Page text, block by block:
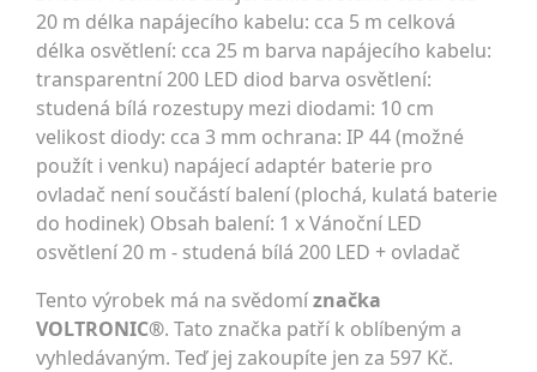
20 m délka napájecího kabelu: cca 5 m celková
délka osvětlení: cca 25 m barva napájecího kabelu:
transparentní 200 LED diod barva osvětlení:
studená bílá rozestupy mezi diodami: 10 cm
velikost diody: cca 3 mm ochrana: IP 44 (možné
použít i venku) napájecí adaptér baterie pro
ovladač není součástí balení (plochá, kulatá baterie
do hodinek) Obsah balení: 1 x Vánoční LED
osvětlení 20 m - studená bílá 200 LED + ovladač
Tento výrobek má na svědomíznačka
VOLTRONIC®. Tato značka patří k oblíbeným a
vyhledávaným. Teď jej zakoupíte jen za 597 Kč.